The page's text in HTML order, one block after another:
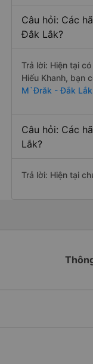
Câu hỏi: Các
Đắk Lắk?
Trả lời: Hiện tại
Hiếu Khanh, bạn
M`Đrăk - Đắk Lắk
Câu hỏi: Các
Lắk?
Trả lời: Hiện tại